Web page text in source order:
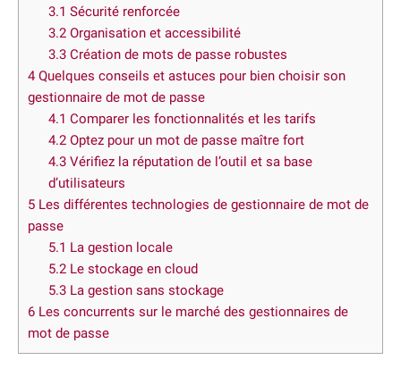
3.1 Sécurité renforcée
3.2Organisation et accessibilité
3.3Création de mots de passe robustes
4 Quelques conseils et astuces pour bien choisir son
gestionnaire de mot de passe
4.1 Comparer les fonctionnalités et les tarifs
4.2Optez pour un mot de passe maître fort
4.3Vérifiez la réputation de l’outil et sa base
d’utilisateurs
5 Les différentes technologies de gestionnaire de mot de
passe
5.1 La gestion locale
5.2Le stockage en cloud
5.3La gestion sans stockage
6 Les concurrents sur le marché des gestionnaires de
mot de passe